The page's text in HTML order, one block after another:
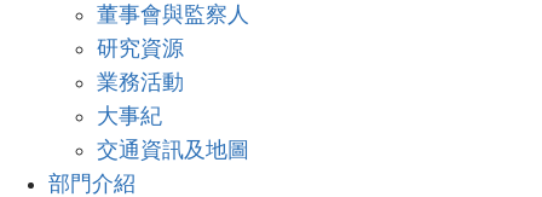
董事會與監察人
研究資源
業務活動
大事紀
交通資訊及地圖
部門介紹